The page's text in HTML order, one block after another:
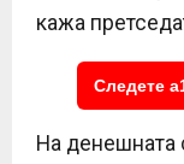
кажа
Следете
На денешната